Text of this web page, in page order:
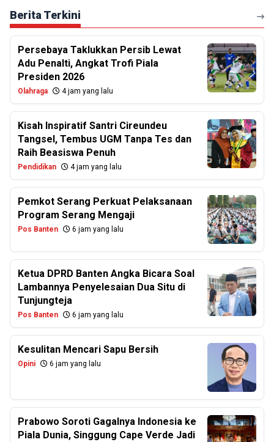
Berita Terkini
Persebaya Taklukkan Persib Lewat
Adu Penalti, Angkat Trofi Piala
Presiden 2026
Olahraga 4 jam yang lalu
Kisah Inspiratif Santri Cireundeu
Tangsel, Tembus UGM Tanpa Tes dan
Raih Beasiswa Penuh
Pendidikan 4 jam yang lalu
Pemkot Serang Perkuat Pelaksanaan
Program Serang Mengaji
Pos Banten 6 jam yang lalu
Ketua DPRD Banten Angka Bicara Soal
Lambannya Penyelesaian Dua Situ di
Tunjungteja
Pos Banten 6 jam yang lalu
Kesulitan Mencari Sapu Bersih
Opini 6 jam yang lalu
Prabowo Soroti Gagalnya Indonesia ke
Piala Dunia, Singgung Cape Verde Jadi